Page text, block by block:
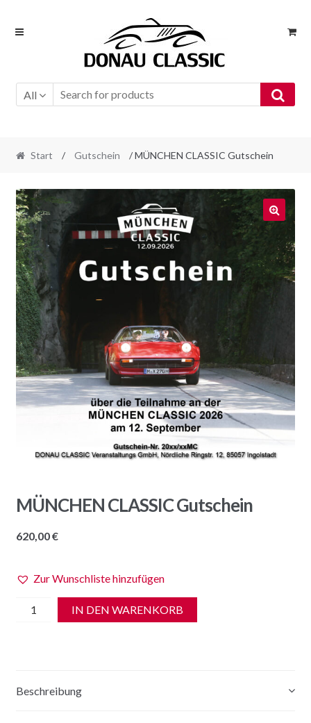
Skip
Skip
All
Start / Gutschein / MÜNCHEN CLASSIC Gutschein
🔍
MÜNCHEN CLASSIC Gutschein
620,00€
Zur Wunschliste hinzufügen
MÜNCHEN
CLASSIC
IN DEN WARENKORB
Beschreibung